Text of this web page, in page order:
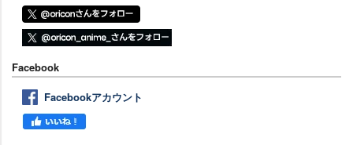
Facebook
Facebookアカウント